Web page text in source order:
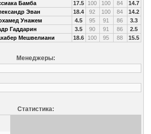
Бамба 17.5 100 100 84
14.7
Эван 18.4 92 100 84
14.2
Унажем 4.5 95 91 86
3.3
Гаддарин 3.5 90 91 86
2.5
Мешвелиани 18.6 100 95 88 15.5
Менеджеры:
Статистика: